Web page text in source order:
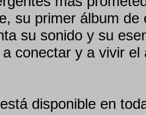
su primer álbum de
su sonido y su
conectar y a vivir
disponible en